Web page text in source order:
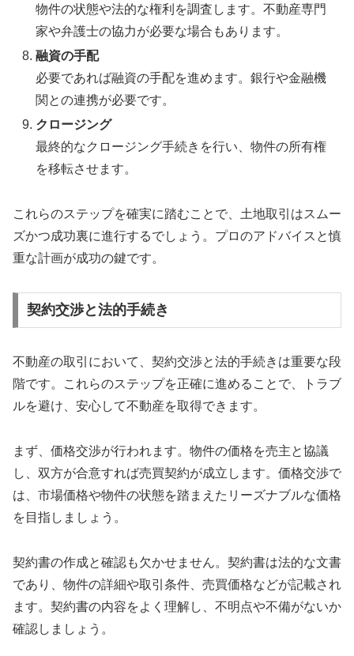
物件の状態や法的な権利を調査します。不動産専門
家や弁護士の協力が必要な場合もあります。
融資の手配
必要であれば融資の手配を進めます。銀行や金融機
関との連携が必要です。
クロージング
最終的なクロージング手続きを行い、物件の所有権
を移転させます。
これらのステップを確実に踏むことで、土地取引はスムー
ズかつ成功裏に進行するでしょう。プロのアドバイスと慎
重な計画が成功の鍵です。
契約交渉と法的手続き
不動産の取引において、契約交渉と法的手続きは重要な段
階です。これらのステップを正確に進めることで、トラブ
ルを避け、安心して不動産を取得できます。
まず、価格交渉が行われます。物件の価格を売主と協議
し、双方が合意すれば売買契約が成立します。価格交渉で
は、市場価格や物件の状態を踏まえたリーズナブルな価格
を目指しましょう。
契約書の作成と確認も欠かせません。契約書は法的な文書
であり、物件の詳細や取引条件、売買価格などが記載され
ます。契約書の内容をよく理解し、不明点や不備がないか
確認しましょう。